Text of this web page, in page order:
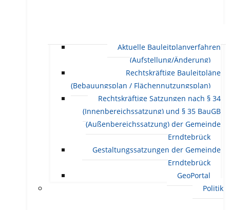
Aktuelle Bauleitplanverfahren
(Aufstellung/Änderung)
Rechtskräftige Bauleitpläne
(Bebauungsplan / Flächennutzungsplan)
Rechtskräftige Satzungen nach § 34
(Innenbereichssatzung) und § 35 BauGB
(Außenbereichssatzung) der Gemeinde
Erndtebrück
Gestaltungssatzungen der Gemeinde
Erndtebrück
GeoPortal
Politik